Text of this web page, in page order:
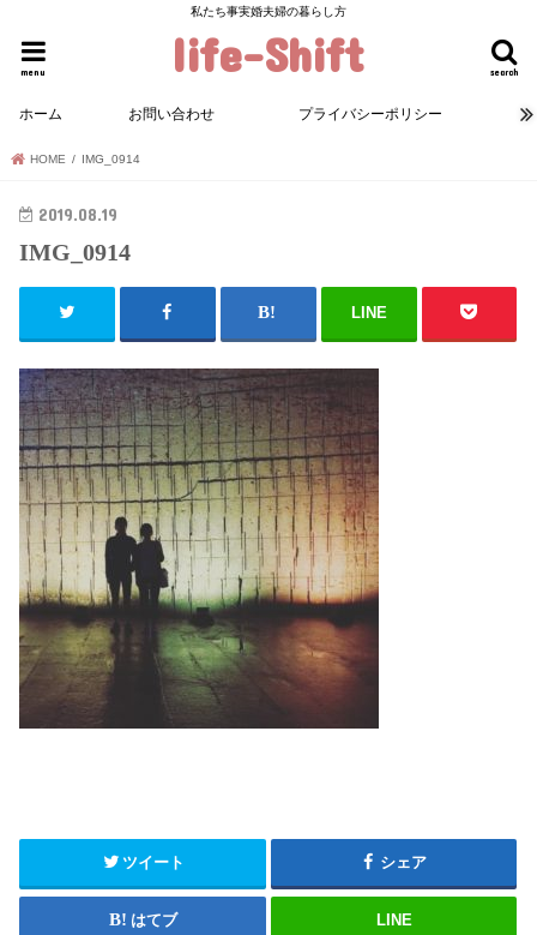
私たち事実婚夫婦の暮らし方
life-Shift search
menu
ホーム お問い合わせ プライバシーポリシー
HOME IMG_0914
2019.08.19
IMG_0914
LINE
ツイート シェア
はてブ LINE